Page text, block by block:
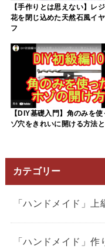
【手作りとは思えない】レ
花を閉じ込めた天然石風イ
フ
【DIY基礎入門】角のみを使
ゾ穴をきれいに開ける方法
カテゴリー
「ハンドメイド」上
「ハンドメイド」